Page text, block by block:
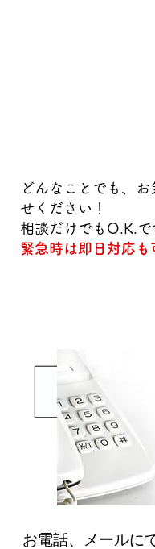
どんなことでも、
せください！
相談だけでもO.K.で
緊急時は即日対応も
お電話、メールに